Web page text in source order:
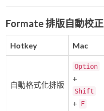
Formate 排版自動校正
Hotkey Mac
自動格式化排版
Option
+
Shift
+ F